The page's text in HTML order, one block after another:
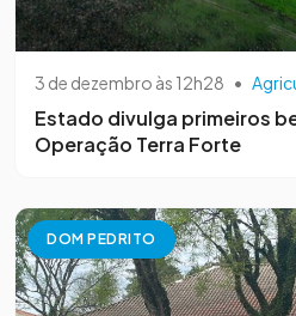
3 de dezembro às 12h28 •
Estado divulga primeiros
Operação Terra Forte
DOM PEDRITO